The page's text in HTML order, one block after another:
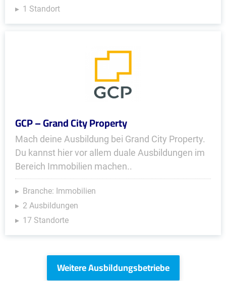
1 Standort
GCP – Grand City Property
Mach deine Ausbildung bei Grand City Property.
Du kannst hier vor allem duale Ausbildungen im
Bereich Immobilien machen..
Branche: Immobilien
2 Ausbildungen
17 Standorte
Weitere Ausbildungsbetriebe